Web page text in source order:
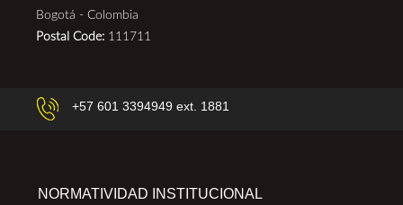
Bogotá - Colombia
Postal Code: 111711
+57 601 3394949 ext. 1881
NORMATIVIDAD INSTITUCIONAL